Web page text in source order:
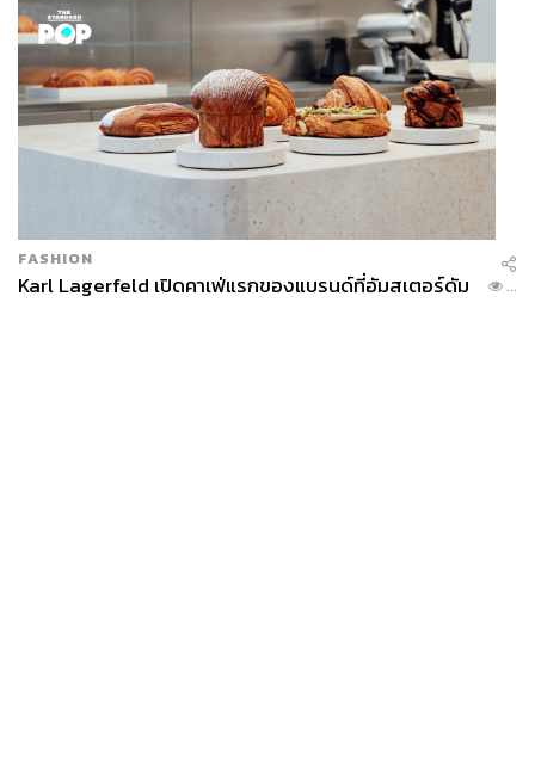
FASHION
Karl Lagerfeld เปิดคาเฟ่แรกของแบรนด์ที่อัมสเตอร์ดัม ...